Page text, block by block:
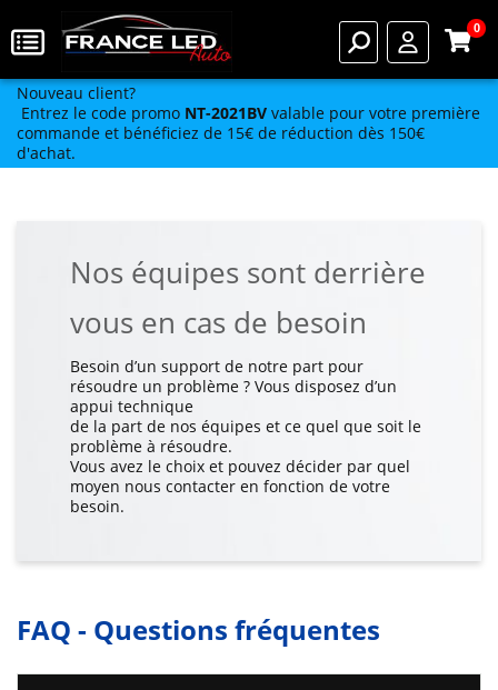
0
Nouveau client?
Entrez le code promo NT-2021BV valable pour votre première
commande et bénéficiez de 15€ de réduction dès 150€
d'achat.
Nos équipes sont derrière
vous en cas de besoin
Besoin d’un support de notre part pour
résoudre un problème ? Vous disposez d’un
appui technique
de la part de nos équipes et ce quel que soit le
problème à résoudre.
Vous avez le choix et pouvez décider par quel
moyen nous contacter en fonction de votre
besoin.
FAQ - Questions fréquentes